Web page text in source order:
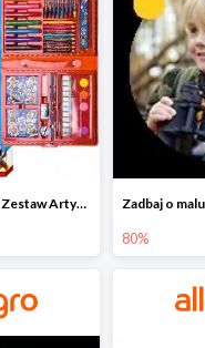
PSI PATROL Duży Zestaw Artystyczny 52 elementy na piąty komplet -50%
80%